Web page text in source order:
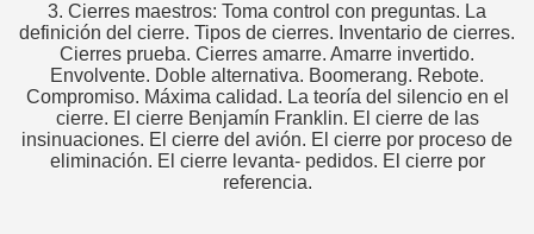
3. Cierres maestros: Toma control con preguntas. La
definición del cierre. Tipos de cierres. Inventario de cierres.
Cierres prueba. Cierres amarre. Amarre invertido.
Envolvente. Doble alternativa. Boomerang. Rebote.
Compromiso. Máxima calidad. La teoría del silencio en el
cierre. El cierre Benjamín Franklin. El cierre de las
insinuaciones. El cierre del avión. El cierre por proceso de
eliminación. El cierre levanta- pedidos. El cierre por
referencia.